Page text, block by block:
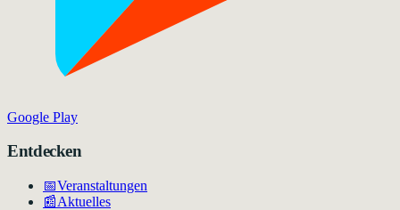
Google Play
Entdecken
📅Veranstaltungen
📰Aktuelles